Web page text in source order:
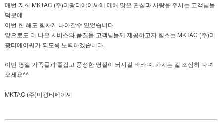
매번 저희 MKTAC (주)미광티에이씨에 대해 많은 관심과 사랑을 주시는 고객님들
덕분에
이번 한 해도 힘차게 나아갈수 있었습니다.
앞으로도 더 나은 서비스와 품질을 고객님들께 제공하고자 힘쓰는 MKTAC (주)미
광티에이씨가 되도록 노력하겠습니다.
이번 명절 가족들과 즐겁고 풍성한 명절이 되시길 바라며, 가시는 길 조심히 다녀
오세요^^
MKTAC (주)미광티에이씨